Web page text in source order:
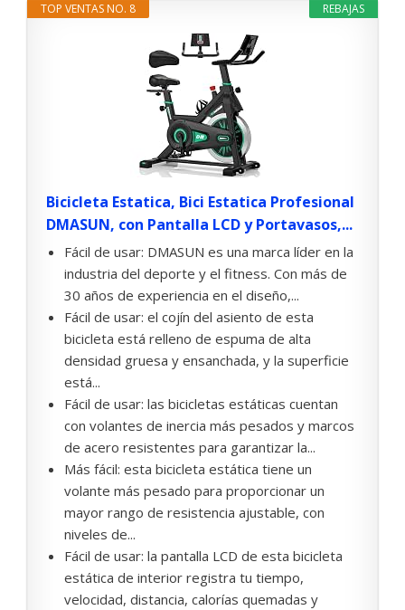
REBAJAS
TOP VENTAS NO. 8
Bicicleta Estatica, Bici Estatica Profesional
DMASUN, con Pantalla LCD y Portavasos,...
Fácil de usar: DMASUN es una marca líder en la
industria del deporte y el fitness. Con más de
30 años de experiencia en el diseño,...
Fácil de usar: el cojín del asiento de esta
bicicleta está relleno de espuma de alta
densidad gruesa y ensanchada, y la superficie
está...
Fácil de usar: las bicicletas estáticas cuentan
con volantes de inercia más pesados y marcos
de acero resistentes para garantizar la...
Más fácil: esta bicicleta estática tiene un
volante más pesado para proporcionar un
mayor rango de resistencia ajustable, con
niveles de...
Fácil de usar: la pantalla LCD de esta bicicleta
estática de interior registra tu tiempo,
velocidad, distancia, calorías quemadas y